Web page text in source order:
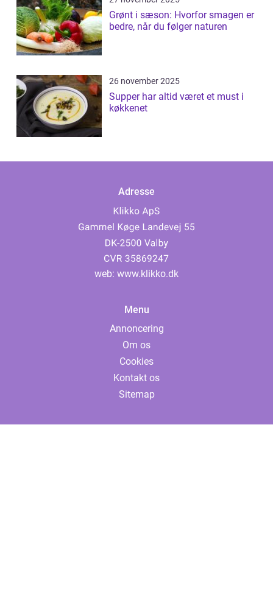
Grønt i sæson: Hvorfor smagen er
bedre, når du følger naturen
26 november 2025
Supper har altid været et must i
køkkenet
Adresse
web: www.klikko.dk
Menu
Annoncering
Om os
Cookies
Kontakt os
Sitemap